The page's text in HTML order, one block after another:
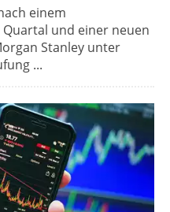
einem
und einer neuen
Stanley unter
...